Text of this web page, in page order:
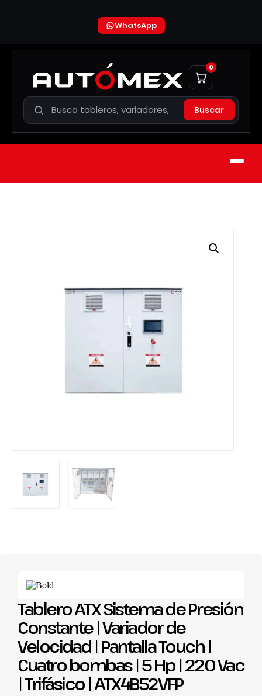
WhatsApp
Buscar
0
Tablero ATX Sistema de Presión
Constante | Variador de
Velocidad | Pantalla Touch |
Cuatro bombas | 5 Hp | 220 Vac
| Trifásico | ATX4B52VFP